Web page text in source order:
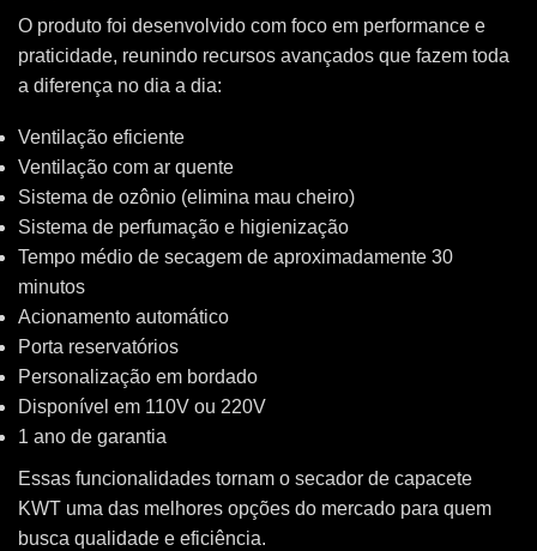
O produto foi desenvolvido com foco em performance e
praticidade, reunindo recursos avançados que fazem toda
a diferença no dia a dia:
Ventilação eficiente
Ventilação com ar quente
Sistema de ozônio (elimina mau cheiro)
Sistema de perfumação e higienização
Tempo médio de secagem de aproximadamente 30
minutos
Acionamento automático
Porta reservatórios
Personalização em bordado
Disponível em 110V ou 220V
1 ano de garantia
Essas funcionalidades tornam o secador de capacete
KWT uma das melhores opções do mercado para quem
busca qualidade e eficiência.